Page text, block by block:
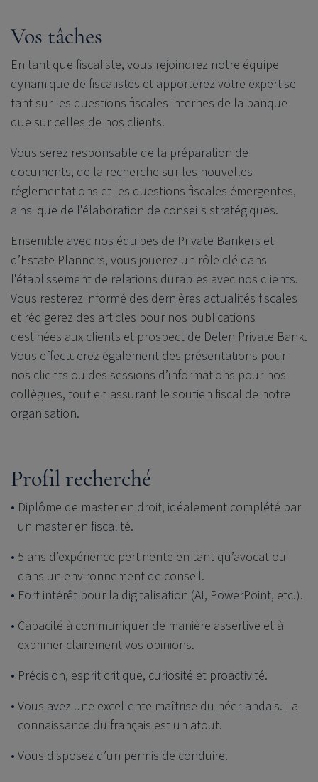
Vos tâches
En tant que fiscaliste, vous rejoindrez notre équipe
dynamique de fiscalistes et apporterez votre expertise
tant sur les questions fiscales internes de la banque
que sur celles de nos clients.
Vous serez responsable de la préparation de
documents, de la recherche sur les nouvelles
réglementations et les questions fiscales émergentes,
ainsi que de l'élaboration de conseils stratégiques.
Ensemble avec nos équipes de Private Bankers et
d’Estate Planners, vous jouerez un rôle clé dans
l'établissement de relations durables avec nos clients.
Vous resterez informé des dernières actualités fiscales
et rédigerez des articles pour nos publications
destinées aux clients et prospect de Delen Private Bank.
Vous effectuerez également des présentations pour
nos clients ou des sessions d’informations pour nos
collègues, tout en assurant le soutien fiscal de notre
organisation.
Profil recherché
Diplôme de master en droit, idéalement complété par
un master en fiscalité.
5 ans d’expérience pertinente en tant qu’avocat ou
dans un environnement de conseil.
Fort intérêt pour la digitalisation (AI, PowerPoint, etc.).
Capacité à communiquer de manière assertive et à
exprimer clairement vos opinions.
Précision, esprit critique, curiosité et proactivité.
Vous avez une excellente maîtrise du néerlandais. La
connaissance du français est un atout.
Vous disposez d’un permis de conduire.